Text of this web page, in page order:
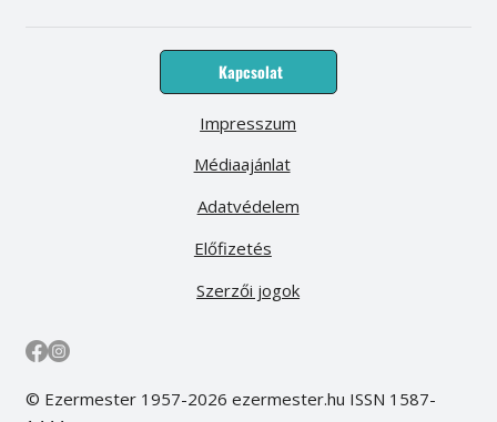
Kapcsolat
Médiaajánlat
Előfizetés
Impresszum
Adatvédelem
Szerzői jogok
© Ezermester 1957-2026 ezermester.hu ISSN 1587-